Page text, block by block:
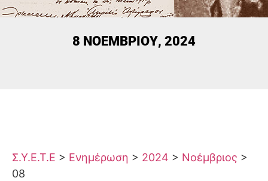
8 ΝΟΕΜΒΡΊΟΥ, 2024
Σ.Υ.Ε.Τ.Ε > Ενημέρωση > 2024 > Νοέμβριος >
08